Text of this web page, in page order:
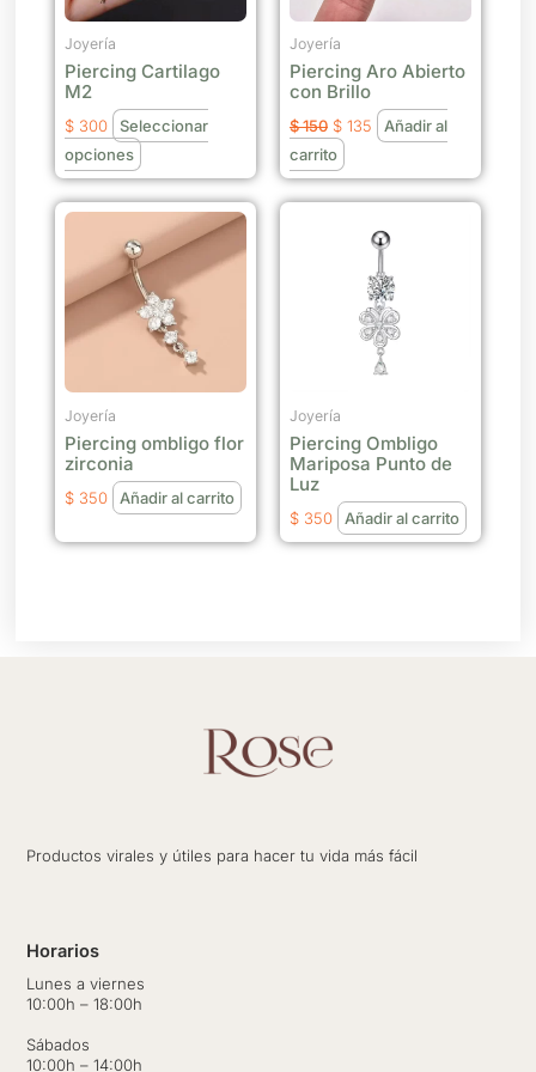
Joyería
Piercing Cartilago
M2
$ 300
Seleccionar
opciones
pueden
en
página
de
producto
Joyería
Piercing Aro Abierto
con Brillo
$150 $ 135
Añadir al
carrito
Joyería
Piercing ombligo flor
zirconia
$ 350 Añadir al carrito
Joyería
Piercing Ombligo
Mariposa Punto de
Luz
$ 350 Añadir al carrito
Productos virales y útiles para hacer tu vida más fácil
Horarios
Lunes a viernes
10:00h – 18:00h
Sábados
10:00h – 14:00h